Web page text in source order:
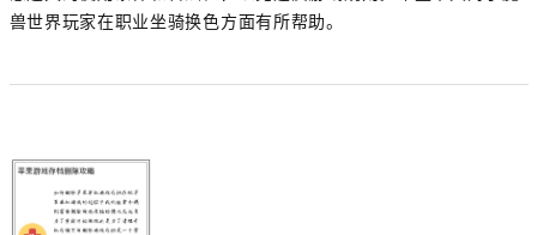
兽世界玩家在职业坐骑换色方面有所帮助。